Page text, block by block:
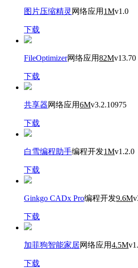
图片压缩精灵 网络应用 1Mv1.0
下载
FileOptimizer网络应用82Mv13.70
下载
共享器网络应用6Mv3.2.10975
下载
白雪编程助手编程开发1Mv1.2.0
下载
Ginkgo CADx Pro编程开发9.6M
下载
加菲狗智能家居网络应用4.5M
下载